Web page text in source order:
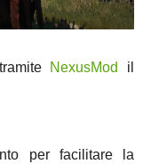
NexusMod
il
per facilitare la